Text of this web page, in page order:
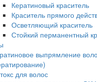
Кератиновый краситель
Краситель прямого
Осветляющий краситель
Стойкий перманентный
выпрямление
для волос